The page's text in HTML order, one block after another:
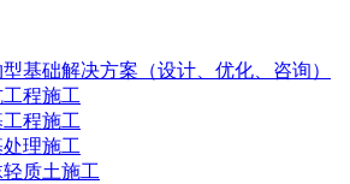
基础解决方案（设计、优化、咨询）
程施工
程施工
理施工
质土施工